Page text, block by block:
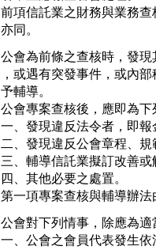
前項信託業之財務與業務
亦同。
公會為前條之查核時，發
，或遇有突發事件，或內
予輔導。
公會專案查核後，應即為
一、發現違反法令者，即報
二、發現違反公會章程、
三、輔導信託業擬訂改善
四、其他必要之處置。
第一項專案查核與輔導辦
公會對下列情事，除應為
一、公會之會員代表發生